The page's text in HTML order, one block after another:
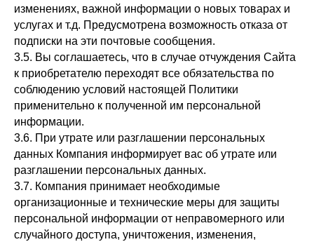
изменениях, важной информации о новых товарах и
услугах и т.д. Предусмотрена возможность отказа от
подписки на эти почтовые сообщения.
3.5. Вы соглашаетесь, что в случае отчуждения Сайта
к приобретателю переходят все обязательства по
соблюдению условий настоящей Политики
применительно к полученной им персональной
информации.
3.6. При утрате или разглашении персональных
данных Компания информирует вас об утрате или
разглашении персональных данных.
3.7. Компания принимает необходимые
организационные и технические меры для защиты
персональной информации от неправомерного или
случайного доступа, уничтожения, изменения,